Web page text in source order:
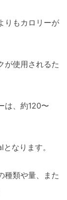
りもカロリーが
が使用されるた
は、約120〜
なります。
種類や量、また